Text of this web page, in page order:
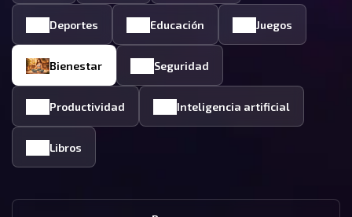
Deportes Educación Juegos
Bienestar Seguridad
Productividad Inteligencia artificial
Libros